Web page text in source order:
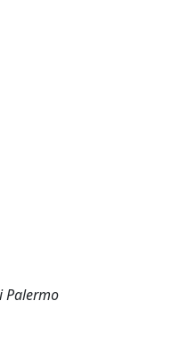
Palermo